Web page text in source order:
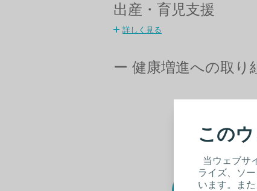
この
当ウェブサ
ライズ、ソ
います。ま
出産・育児支援
詳しく見る
ー 健康増進への取り